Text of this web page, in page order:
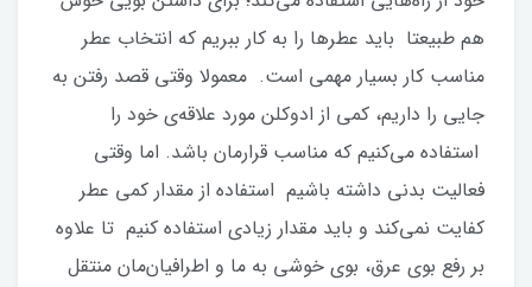
هم طبیعتا باید عطرها را به کار ببریم که انتخاب عطر
مناسب کار بسیار مهمی است. معمولا وقتی قصد رفتن به
جایی را داریم، کمی از ادوکلن مورد علاقه‌ی خود را
استفاده می‌کنیم که مناسب قرارمان باشد. اما وقتی
فعالیت بدنی داشته باشیم استفاده از مقدار کمی عطر
کفایت نمی‌کند و باید مقدار زیادی استفاده کنیم تا علاوه
بر رفع بوی عرق، بوی خوشی به ما و اطرافیان‌مان منتقل